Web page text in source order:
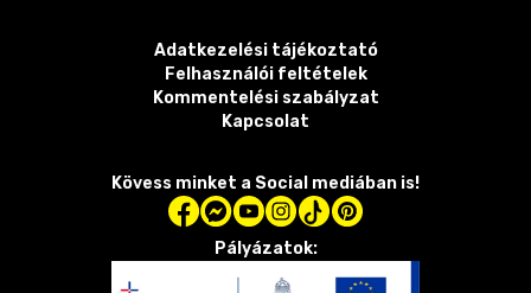
Adatkezelési tájékoztató
Felhasználói feltételek
Kommentelési szabályzat
Kapcsolat
Kövess minket a Social mediában is!
Pályázatok: